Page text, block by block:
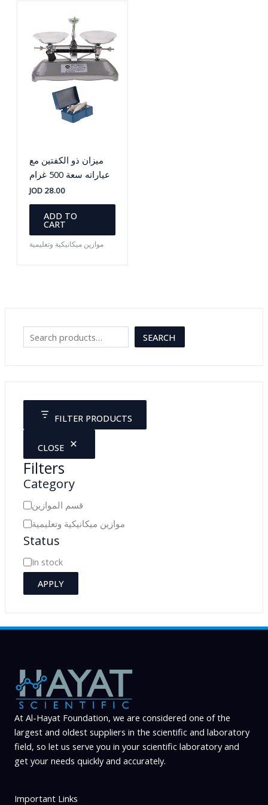
c
SEARCH
FILTER PRODUCTS
CLOSE
Filters
Category
C
a
t
e
g
o
y
قسم الموازين
موازين ميكانيكية وتعليمية
Status
A
a
l
i
l
i
t
y
In stock
APPLY
ميزان ذو الكفتين مع
عياراته سعة 500 غرام
JOD28.00
ADD TO
CART
موازين ميكانيكية وتعليمية
At Al-Hayat Foundation, we are considered one of the
largest and oldest suppliers in the scientific and laboratory
field, so let us serve you in your scientific laboratory and
get your needs quickly and accurately.
Important Links